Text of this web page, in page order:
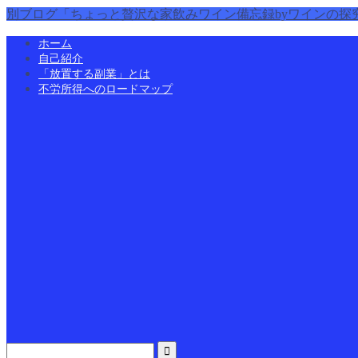
別ブログ「ちょっと贅沢な家飲みワイン備忘録byワインの探
ホーム
自己紹介
「放置する副業」とは
不労所得へのロードマップ